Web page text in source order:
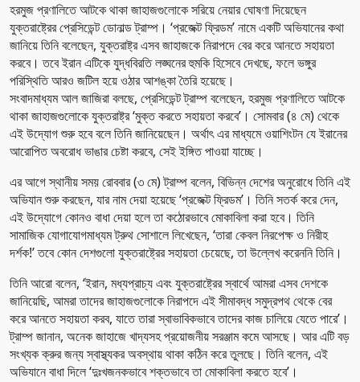
হরমুজ প্রণালিতে আটকে থাকা জাহাজগুলোকে সরিয়ে নেয়ার ঘোষণা দিয়েছেন
যুক্তরাষ্ট্রের প্রেসিডেন্ট ডোনাল্ড ট্রাম্প। ‘প্রজেক্ট ফ্রিডম’ নামে একটি অভিযানের কথা
জানিয়ে তিনি বলেছেন, যুক্তরাষ্ট্র এসব জাহাজকে নিরাপদে বের করে আনতে সহায়তা
করবে। তবে ইরান এটিকে যুদ্ধবিরতি লঙ্ঘনের হুমকি হিসেবে দেখছে, ফলে ভঙ্গুর
পরিস্থিতি আরও জটিল হয়ে ওঠার আশঙ্কা তৈরি হয়েছে।
সংবাদমাধ্যম আল জাজিরা বলছে, প্রেসিডেন্ট ট্রাম্প বলেছেন, হরমুজ প্রণালিতে আটকে
থাকা জাহাজগুলোকে যুক্তরাষ্ট্র ‘মুক্ত করতে সহায়তা করবে’। সোমবার (৪ মে) থেকে
এই উদ্যোগ শুরু হবে বলে তিনি জানিয়েছেন। অর্থাৎ এর মাধ্যমে ওয়াশিংটন যে ইরানের
আরোপিত অবরোধ ভাঙার চেষ্টা করবে, সেই ইঙ্গিত পাওয়া যাচ্ছে।
এর আগে স্থানীয় সময় রোববার (৩ মে) ট্রাম্প বলেন, বিভিন্ন দেশের অনুরোধে তিনি এই
অভিযান শুরু করছেন, যার নাম দেয়া হয়েছে ‘প্রজেক্ট ফ্রিডম’। তিনি সতর্ক করে দেন,
এই উদ্যোগে কোনও বাধা দেয়া হলে তা কঠোরভাবে মোকাবিলা করা হবে। তিনি
সামাজিক যোগাযোগমাধ্যম ট্রুথ সোশালে লিখেছেন, ‘তারা কেবল নিরপেক্ষ ও নিরীহ
দর্শক!’ তবে কোন দেশগুলো যুক্তরাষ্ট্রের সহায়তা চেয়েছে, তা উল্লেখ করেননি তিনি।
তিনি আরো বলেন, ‘ইরান, মধ্যপ্রাচ্য এবং যুক্তরাষ্ট্রের স্বার্থে আমরা এসব দেশকে
জানিয়েছি, আমরা তাদের জাহাজগুলোকে নিরাপদে এই সীমাবদ্ধ সমুদ্রপথ থেকে বের
করে আনতে সহায়তা করব, যাতে তারা স্বাভাবিকভাবে তাদের কাজ চালিয়ে যেতে পারে’।
ট্রাম্প জানান, অনেক জাহাজে খাদ্যসহ প্রয়োজনীয় সরঞ্জাম কমে আসছে। আর এটি বড়
সংখ্যক ক্রুর জন্য স্বাস্থ্যকর অবস্থায় থাকা কঠিন করে তুলছে। তিনি বলেন, এই
অভিযানে বাধা দিলে ‘দুঃখজনকভাবে শক্তভাবে তা মোকাবিলা করতে হবে’।